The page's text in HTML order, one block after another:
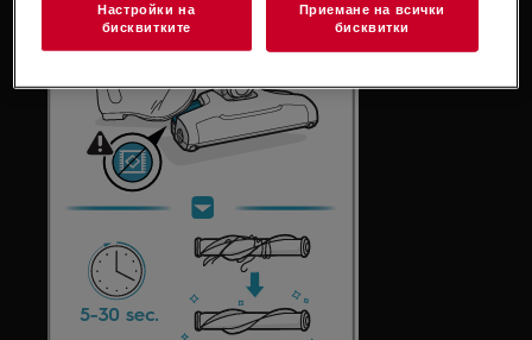
Настройки на
бисквитките
Приемане на всички
бисквитки